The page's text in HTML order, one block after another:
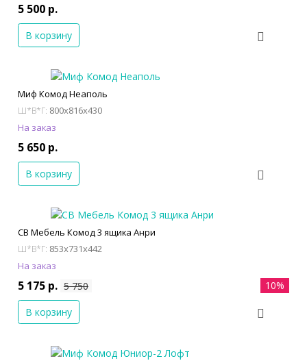
5 500 р.
В корзину
Миф Комод Неаполь
Ш*В*Г: 800x816x430
На заказ
5 650 р.
В корзину
СВ Мебель Комод 3 ящика Анри
Ш*В*Г: 853x731x442
На заказ
5 175 р. 5 750 10%
В корзину